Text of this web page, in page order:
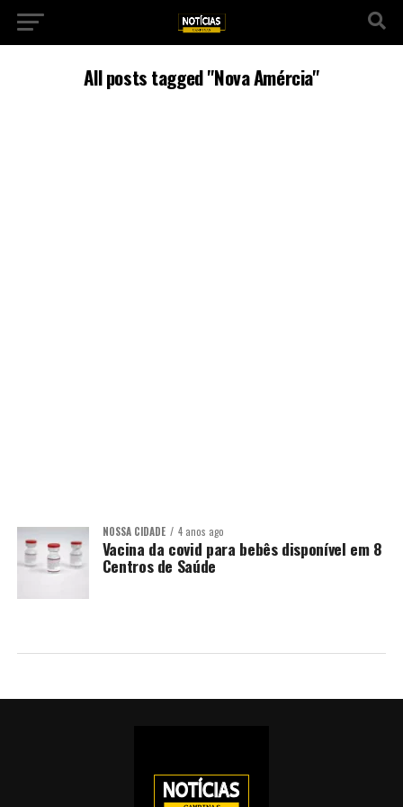
All posts tagged "Nova Amércia"
NOSSA CIDADE 4 anos ago
Vacina da covid para bebês disponível em 8
Centros de Saúde